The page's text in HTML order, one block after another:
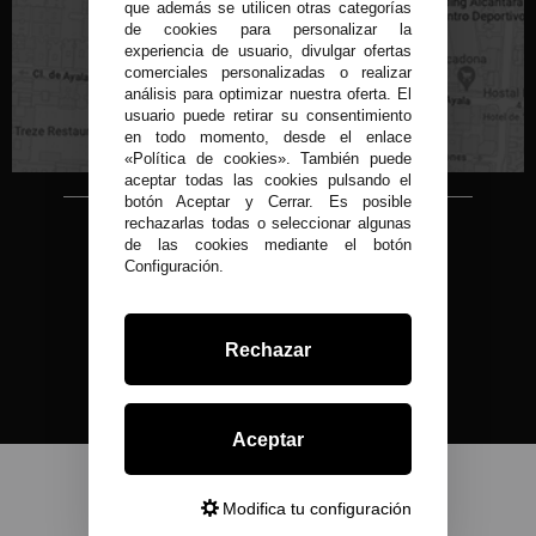
C/ Conde de Peñalver, 22 MADRID
Copyright © 2015-2026
Condor 1935.
Todos nuestros precios son IVA Incluido
Desarrollado por
que además se utilicen otras categorías
de cookies para personalizar la
experiencia de usuario, divulgar ofertas
comerciales personalizadas o realizar
análisis para optimizar nuestra oferta. El
usuario puede retirar su consentimiento
en todo momento, desde el enlace
«Política de cookies». También puede
aceptar todas las cookies pulsando el
botón Aceptar y Cerrar. Es posible
rechazarlas todas o seleccionar algunas
de las cookies mediante el botón
Configuración.
Rechazar
Aceptar
Modifica tu configuración